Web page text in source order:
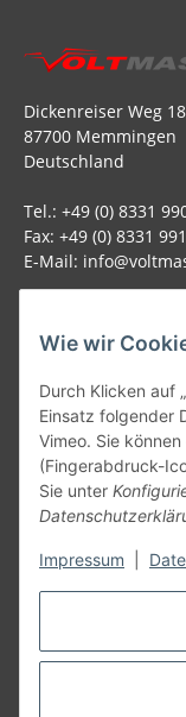
Wie wir
Durch Klicken auf
Einsatz folgender
Vimeo. Sie
(Fingerabdruck-
Sie unter
Impressum
Dickenreiser Weg
87700 Memmingen
Deutschland
Tel.: +49 (0) 8331
Fax: +49 (0) 8331
E-Mail:
Allgemein
Teil unseres
SmoliTec - Safety.